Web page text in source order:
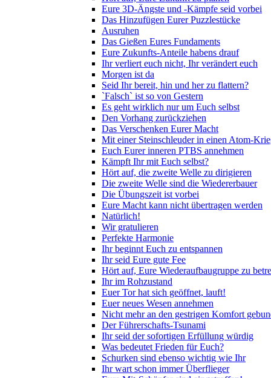
Eure 3D-Ängste und -Kämpfe seid vorbei
Das Hinzufügen Eurer Puzzlestücke
Ausruhen
Das Gießen Eures Fundaments
Eure Zukunfts-Anteile habens drauf
Ihr verliert euch nicht, Ihr verändert euch
Morgen ist da
Seid Ihr bereit, hin und her zu flattern?
`Falsch` ist so von Gestern
Es geht wirklich nur um Euch selbst
Den Vorhang zurückziehen
Das Verschenken Eurer Macht
Mit einer Steinschleuder in einen Atom-
Euch Eurer inneren PTBS annehmen
Kämpft Ihr mit Euch selbst?
Hört auf, die zweite Welle zu dirigieren
Die zweite Welle sind die Wiedererbauer
Die Übungszeit ist vorbei
Eure Macht kann nicht übertragen werden
Natürlich!
Wir gratulieren
Perfekte Harmonie
Ihr beginnt Euch zu entspannen
Ihr seid Eure gute Fee
Hört auf, Eure Wiederaufbaugruppe zu
Ihr im Rohzustand
Euer Tor hat sich geöffnet, lauft!
Euer neues Wesen annehmen
Nicht mehr an den gestrigen Komfort
Der Führerschafts-Tsunami
Ihr seid der sofortigen Erfüllung würdig
Was bedeutet Frieden für Euch?
Schurken sind ebenso wichtig wie Ihr
Ihr wart schon immer Überflieger